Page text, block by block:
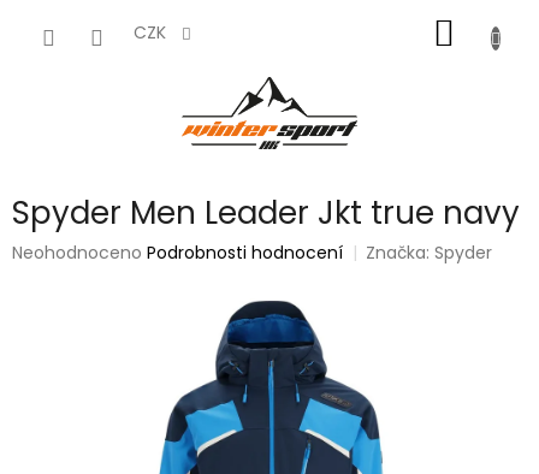
CZK
KOŠÍK
Spyder Men Leader Jkt true navy
Průměrné
Neohodnoceno Podrobnosti hodnocení Značka:Spyder